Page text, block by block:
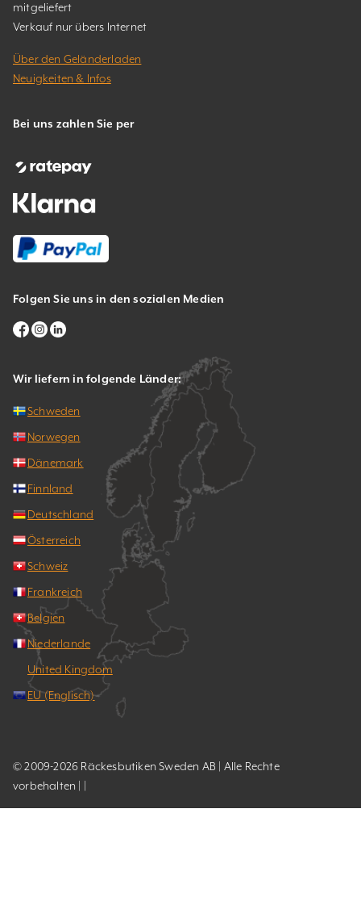
mitgeliefert
Verkauf nur übers Internet
Über den Geländerladen
Neuigkeiten & Infos
Bei uns zahlen Sie per
Folgen Sie uns in den sozialen Medien
Wir liefern in folgende Länder:
Schweden
Norwegen
Dänemark
Finnland
Deutschland
Österreich
Schweiz
Frankreich
Belgien
Niederlande
United Kingdom
EU (Englisch)
© 2009-2026 Räckesbutiken Sweden AB | Alle Rechte
vorbehalten | |